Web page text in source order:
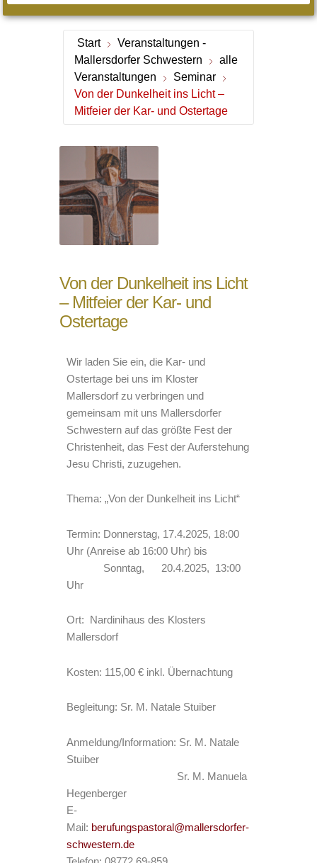
Start
Veranstaltungen -
Mallersdorfer Schwestern
alle
Veranstaltungen
Seminar
Von der Dunkelheit ins Licht –
Mitfeier der Kar- und Ostertage
Von der Dunkelheit ins Licht
– Mitfeier der Kar- und
Ostertage
Wir laden Sie ein, die Kar- und
Ostertage bei uns im Kloster
Mallersdorf zu verbringen und
gemeinsam mit uns Mallersdorfer
Schwestern auf das größte Fest der
Christenheit, das Fest der Auferstehung
Jesu Christi, zuzugehen.
Thema: „Von der Dunkelheit ins Licht“
Termin: Donnerstag, 17.4.2025, 18:00
Uhr (Anreise ab 16:00 Uhr) bis
Sonntag, 20.4.2025, 13:00
Uhr
Ort: Nardinihaus des Klosters
Mallersdorf
Kosten: 115,00 € inkl. Übernachtung
Begleitung: Sr. M. Natale Stuiber
Anmeldung/Information: Sr. M. Natale
Stuiber
Sr. M. Manuela
Hegenberger
E-
Mail: berufungspastoral@mallersdorfer-
schwestern.de